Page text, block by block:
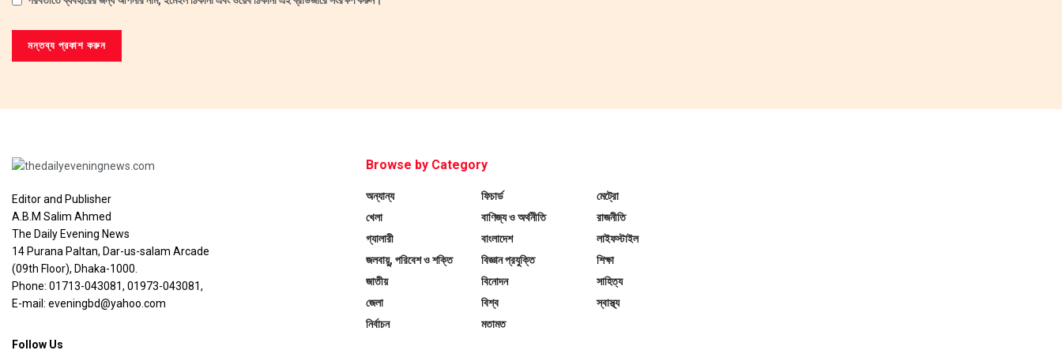
Editor and Publisher
A.B.M Salim Ahmed
The Daily Evening News
14 Purana Paltan, Dar-us-salam Arcade
(09th Floor), Dhaka-1000.
Phone: 01713-043081, 01973-043081,
E-mail: eveningbd@yahoo.com
Follow Us
Browse by Category
অন্যান্য
খেলা
গ্যালারী
জলবায়ু, পরিবেশ ও শক্তি
জাতীয়
জেলা
নির্বাচন
ফিচার্ড
বাণিজ্য ও অর্থনীতি
বাংলাদেশ
বিজ্ঞান প্রযুক্তি
বিনোদন
বিশ্ব
মতামত
মেট্রো
রাজনীতি
লাইফস্টাইল
শিক্ষা
সাহিত্য
স্বাস্থ্য